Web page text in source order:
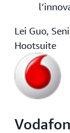
Lei Guo,
Hootsuite